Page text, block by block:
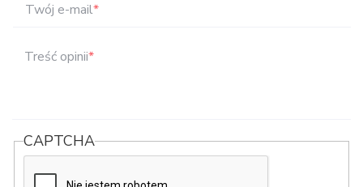
Twój e-mail*
Treść opinii*
CAPTCHA